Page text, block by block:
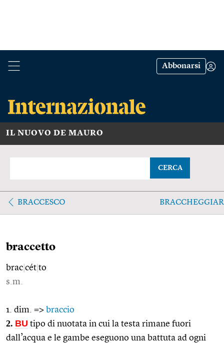
Abbonarsi
IL NUOVO DE MAURO
CERCA
BRACCESCO
braccetto
brac cét to
s.m.
1. dim. => braccio
2. BU tipo di nuotata in cui la testa rimane fuori
dall’acqua e le gambe eseguono una battuta ad ogni